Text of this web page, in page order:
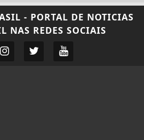
- PORTAL DE NOTICIAS
NAS REDES SOCIAIS